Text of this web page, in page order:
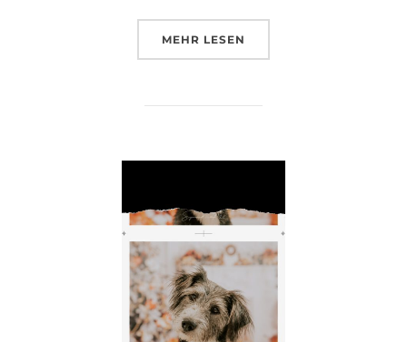
MEHR ÜBER „SAVE THE DATE…FÜR
LESEN